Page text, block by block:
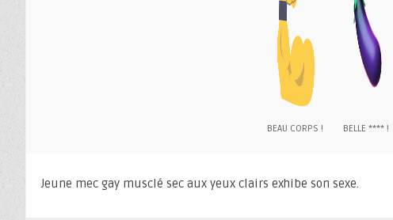
BEAU CORPS ! BELLE **** !
Jeune mec gay musclé sec aux yeux clairs exhibe son sexe.